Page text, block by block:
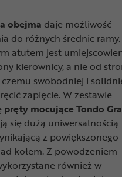
obejma daje możliwość
do różnych średnic ramy.
atutem jest
kierownicy, a nie od
czemu swobodniej i
zapięcie. W zestawie
pręty mocujące Tondo
się dużą uniwersalnością
z powiększonego
kołem. Z powodzeniem
również w